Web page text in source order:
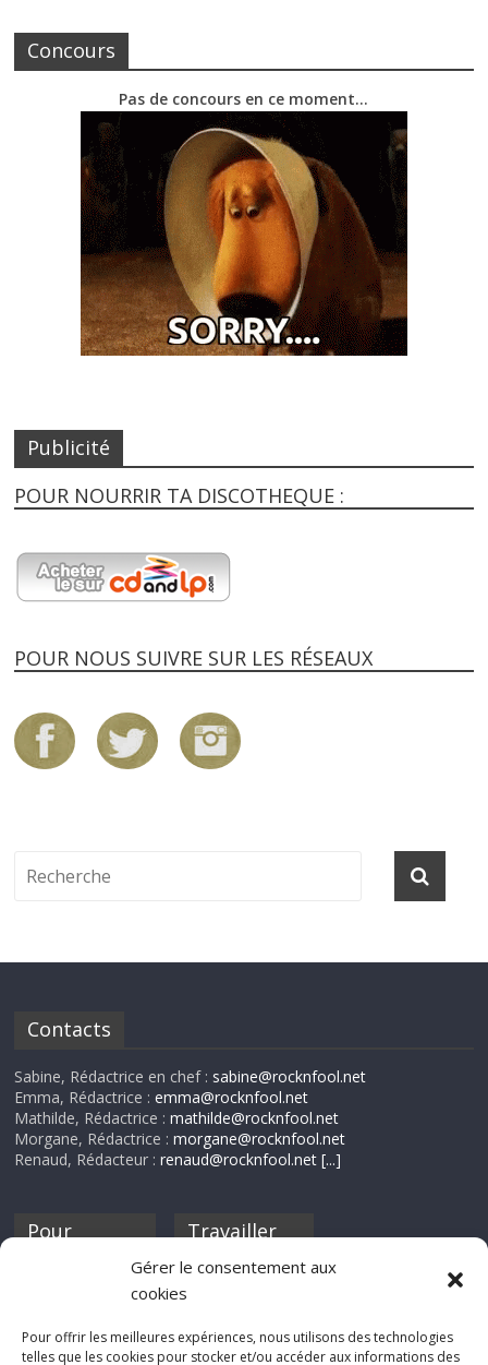
Gérer le consentement aux
cookies
Pour offrir les meilleures expériences, nous utilisons des technologies
telles que les cookies pour stocker et/ou accéder aux informations des
Concours
Pas de concours en ce moment…
Publicité
POUR NOURRIR TA DISCOTHEQUE :
POUR NOUS SUIVRE SUR LES RÉSEAUX
Contacts
Sabine, Rédactrice en chef : sabine@rocknfool.net
Emma, Rédactrice :emma@rocknfool.net
Mathilde, Rédactrice :mathilde@rocknfool.net
Morgane, Rédactrice :morgane@rocknfool.net
Renaud, Rédacteur :renaud@rocknfool.net [...]
Pour
discothèque
Travailler
Si tu souhaites
Rocknfool, n'hésite